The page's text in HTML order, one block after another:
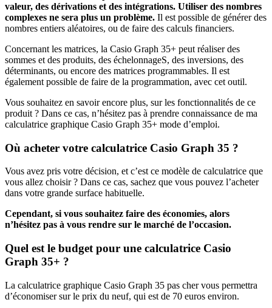
valeur, des dérivations et des intégrations. Utiliser des nombres
complexes ne sera plus un problème. Il est possible de générer des
nombres entiers aléatoires, ou de faire des calculs financiers.
Concernant les matrices, la Casio Graph 35+ peut réaliser des
sommes et des produits, des échelonnageS, des inversions, des
déterminants, ou encore des matrices programmables. Il est
également possible de faire de la programmation, avec cet outil.
Vous souhaitez en savoir encore plus, sur les fonctionnalités de ce
produit ? Dans ce cas, n’hésitez pas à prendre connaissance de ma
calculatrice graphique Casio Graph 35+ mode d’emploi.
Où acheter votre calculatrice Casio Graph 35 ?
Vous avez pris votre décision, et c’est ce modèle de calculatrice que
vous allez choisir ? Dans ce cas, sachez que vous pouvez l’acheter
dans votre grande surface habituelle.
Cependant, si vous souhaitez faire des économies, alors
n’hésitez pas à vous rendre sur le marché de l’occasion.
Quel est le budget pour une calculatrice Casio
Graph 35+ ?
La calculatrice graphique Casio Graph 35 pas cher vous permettra
d’économiser sur le prix du neuf, qui est de 70 euros environ.